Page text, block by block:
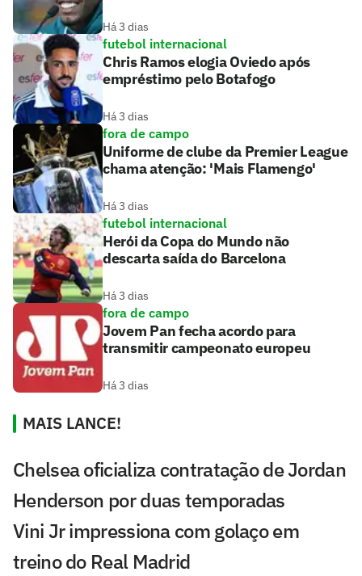
Há 3 dias
futebol internacional
Chris Ramos elogia Oviedo após
empréstimo pelo Botafogo
Há 3 dias
fora de campo
Uniforme de clube da Premier League
chama atenção: 'Mais Flamengo'
Há 3 dias
futebol internacional
Herói da Copa do Mundo não
descarta saída do Barcelona
Há 3 dias
fora de campo
Jovem Pan fecha acordo para
transmitir campeonato europeu
Há 3 dias
MAIS LANCE!
Chelsea oficializa contratação de Jordan
Henderson por duas temporadas
Vini Jr impressiona com golaço em
treino do Real Madrid